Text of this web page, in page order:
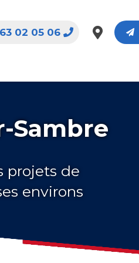
02 05 06
Sambre
projets de
environs